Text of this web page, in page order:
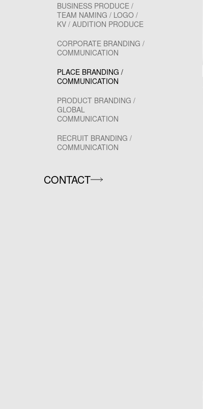
BUSINESS PRODUCE /
TEAM NAMING / LOGO /
KV / AUDITION PRODUCE
CORPORATE BRANDING /
COMMUNICATION
PLACE BRANDING /
COMMUNICATION
PRODUCT BRANDING /
GLOBAL
COMMUNICATION
RECRUIT BRANDING /
COMMUNICATION
CONTACT